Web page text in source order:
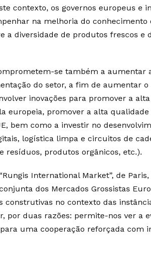
contexto, os governos europeus e
na melhoria do conhecimento
a diversidade de produtos frescos e
se também a aumentar
do setor, a fim de aumentar o
inovações para promover a
europeia, promover a alta qualidade
bem como a investir no
logística limpa e circuitos de
resíduos, produtos orgânicos, etc.).
International Market”, de Paris,
dos Mercados Grossistas
construtivas no contexto das
por duas razões: permite-nos ver a
uma cooperação reforçada com